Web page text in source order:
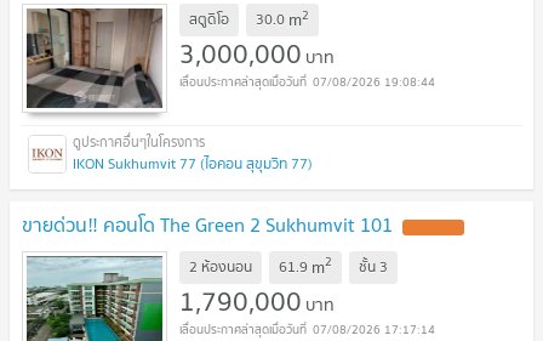
สตูดิโอ 30.0 m2
3,000,000 บาท
07/08/2026 19:08:44
IKON Sukhumvit 77 (ไอคอน สุขุมวิท 77)
ขายด่วน‼ คอนโด The Green 2 Sukhumvit 101
2 ห้องนอน 61.9 m2 ชั้น 3
1,790,000 บาท
07/08/2026 17:17:14